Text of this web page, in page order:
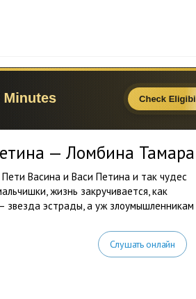
— Ломбина Тамара
Васина и Васи Петина и так чудес
жизнь закручивается, как
звезда эстрады, а уж злоумышленникам
Слушать онлайн